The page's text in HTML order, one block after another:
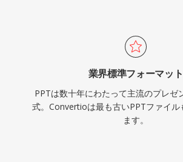
業界標準フォーマット
PPTは数十年にわたって主流のプレゼ
式。Convertioは最も古いPPTファイル
ます。